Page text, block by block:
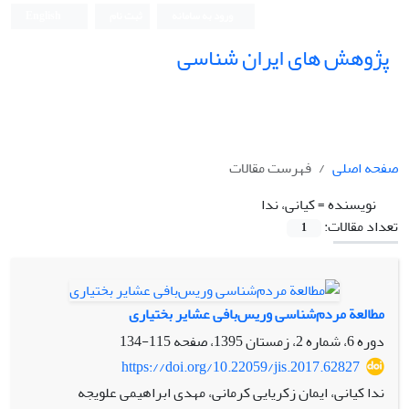
پژوهش های ایران شناسی
صفحه اصلی
فهرست مقالات
نویسنده =کیانی، ندا
تعداد مقالات:
1
مطالعة مردم‌شناسی وریس‌بافی عشایر بختیاری
دوره 6، شماره 2، زمستان 1395، صفحه
115-134
https://doi.org/10.22059/jis.2017.62827
ندا کیانی، ایمان زکریایی کرمانی، مهدی ابراهیمی علویجه